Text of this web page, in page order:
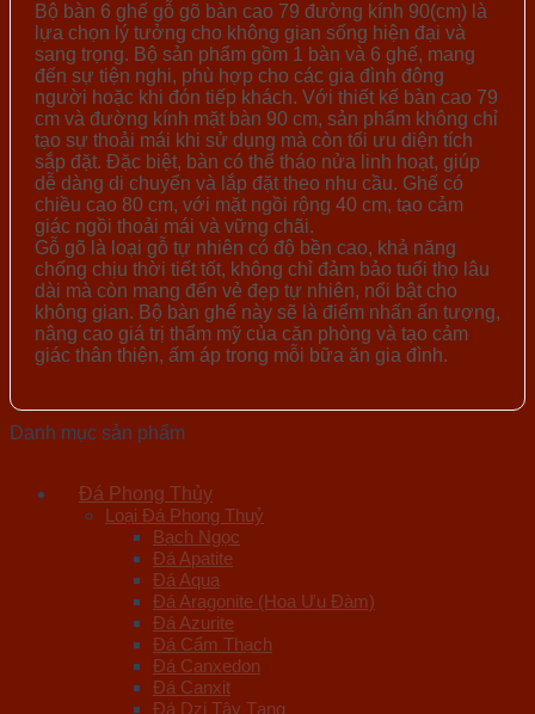
Bộ bàn 6 ghế gỗ gõ bàn cao 79 đường kính 90(cm) là
lựa chọn lý tưởng cho không gian sống hiện đại và
sang trọng. Bộ sản phẩm gồm 1 bàn và 6 ghế, mang
đến sự tiện nghi, phù hợp cho các gia đình đông
người hoặc khi đón tiếp khách. Với thiết kế bàn cao 79
cm và đường kính mặt bàn 90 cm, sản phẩm không chỉ
tạo sự thoải mái khi sử dụng mà còn tối ưu diện tích
sắp đặt. Đặc biệt, bàn có thể tháo nửa linh hoạt, giúp
dễ dàng di chuyển và lắp đặt theo nhu cầu. Ghế có
chiều cao 80 cm, với mặt ngồi rộng 40 cm, tạo cảm
giác ngồi thoải mái và vững chãi.
Gỗ gõ là loại gỗ tự nhiên có độ bền cao, khả năng
chống chịu thời tiết tốt, không chỉ đảm bảo tuổi thọ lâu
dài mà còn mang đến vẻ đẹp tự nhiên, nổi bật cho
không gian. Bộ bàn ghế này sẽ là điểm nhấn ấn tượng,
nâng cao giá trị thẩm mỹ của căn phòng và tạo cảm
giác thân thiện, ấm áp trong mỗi bữa ăn gia đình.
Danh mục sản phẩm
Đá Phong Thủy
Loại Đá Phong Thuỷ
Bạch Ngọc
Đá Apatite
Đá Aqua
Đá Aragonite (Hoa Ưu Đàm)
Đá Azurite
Đá Cẩm Thạch
Đá Canxedon
Đá Canxit
Đá Dzi Tây Tạng